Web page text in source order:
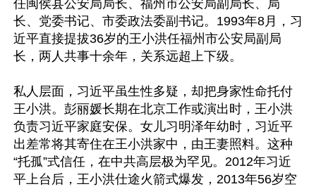
任闽侯县公安局局长、福州市公安局副局长、局
长、党委书记、市委政法委副书记。1993年8月，习
近平直接提拔36岁的王小洪任福州市公安局副局
长，两人共事十余年，关系远超上下级。
私人层面，习近平虽生性多疑，却把身家性命托付
王小洪。彭丽媛长期在北京工作或演出时，王小洪
负责习近平家庭安保。女儿习明泽年幼时，习近平
出差常将其寄住在王小洪家中，由王妻照料。这种
“托孤”式信任，在中共高层极为罕见。2012年习近
平上台后，王小洪仕途火箭式爆发，2013年56岁空